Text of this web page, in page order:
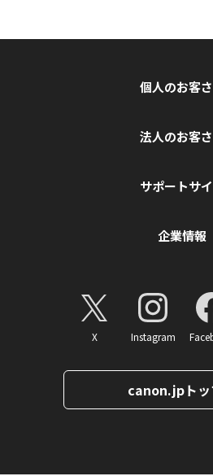
個人のお客
法人のお客
サポートサ
企業情報
X Instagram
canon.jpトッ